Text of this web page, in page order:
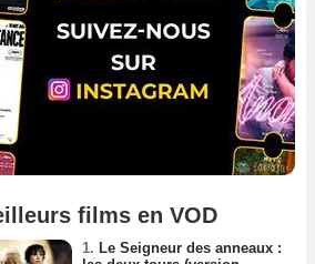
films en VOD
1. Le Seigneur des anneaux :